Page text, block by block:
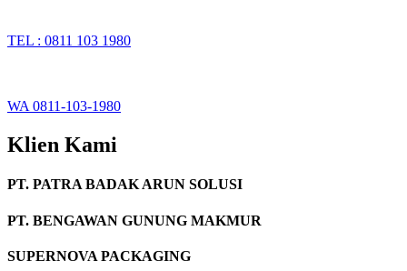
TEL : 0811 103 1980
WA 0811-103-1980
Klien Kami
PT. PATRA BADAK ARUN SOLUSI
PT. BENGAWAN GUNUNG MAKMUR
SUPERNOVA PACKAGING